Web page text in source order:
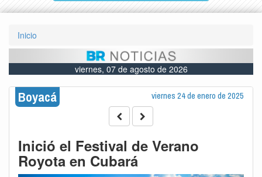
Inicio
viernes, 07 de agosto de 2026
Boyacá viernes 24 de enero de 2025
Inició el Festival de Verano
Royota en Cubará